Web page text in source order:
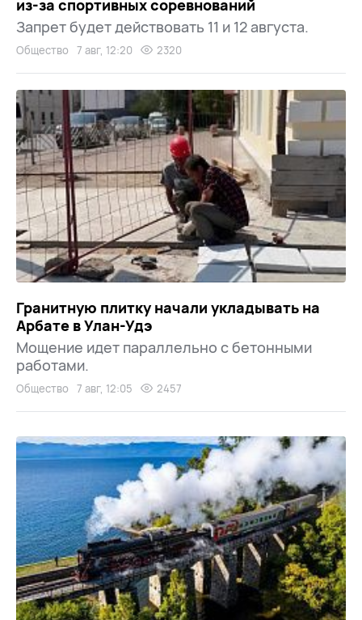
из-за спортивных соревнований
Запрет будет действовать 11 и 12 августа.
Общество 7 авг, 12:20 2320
Гранитную плитку начали укладывать на
Арбате в Улан-Удэ
Мощение идет параллельно с бетонными
работами.
Общество 7 авг, 12:05 2457